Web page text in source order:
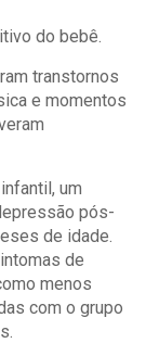
do bebê.
transtornos
e momentos
um
pós-
de idade.
de
menos
com o grupo